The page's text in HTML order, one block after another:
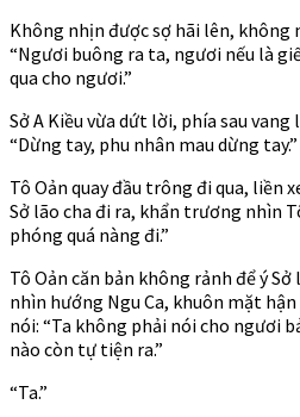
Không nhịn được sợ hãi lên, không
“Ngươi buông ra ta, ngươi nếu là
qua cho ngươi.”
Sở A Kiều vừa dứt lời, phía sau
“Dừng tay, phu nhân mau dừng tay.”
Tô Oản quay đầu trông đi qua, liền
Sở lão cha đi ra, khẩn trương nhìn
phóng quá nàng đi.”
Tô Oản căn bản không rảnh để ý Sở
nhìn hướng Ngu Ca, khuôn mặt
nói: “Ta không phải nói cho ngươi
nào còn tự tiện ra.”
“Ta.”